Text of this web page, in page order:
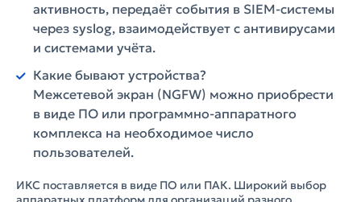
активность, передаёт события в SIEM-системы
через syslog, взаимодействует с антивирусами
и системами учёта.
Какие бывают устройства?
Межсетевой экран (NGFW) можно приобрести
в виде ПО или программно-аппаратного
комплекса на необходимое число
пользователей.
ИКС поставляется в виде ПО или ПАК. Широкий выбор